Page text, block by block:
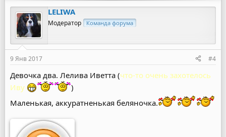
а
к
ц
и
и
:
LELIWA
Модератор Команда форума
9 Янв 2017 #4
Девочка два. Лелива Иветта (что-то очень захотелось
Иву
)
Маленькая, аккуратненькая беляночка.